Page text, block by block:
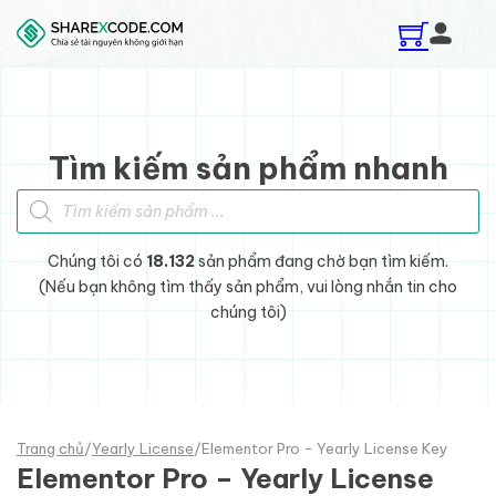
Skip to main content
Skip to footer
Tìm kiếm sản phẩm nhanh
Tìm kiếm sản phẩm
Chúng tôi có 18.132sản phẩm đang chờ bạn tìm kiếm.
(Nếu bạn không tìm thấy sản phẩm, vui lòng nhắn tin cho
chúng tôi)
Trang chủ/Yearly License/Elementor Pro - Yearly License Key
Elementor Pro – Yearly License